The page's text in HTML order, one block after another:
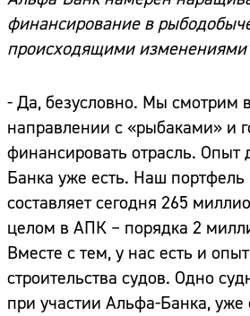
финансирование в
происходящими
- Да, безусловно. Мы смотрим
направлении с «рыбаками» и
финансировать отрасль. Опыт
Банка уже есть. Наш
составляет сегодня 265
целом в АПК – порядка 2
Вместе с тем, у нас есть и
строительства судов. Одно
при участии Альфа-Банка,